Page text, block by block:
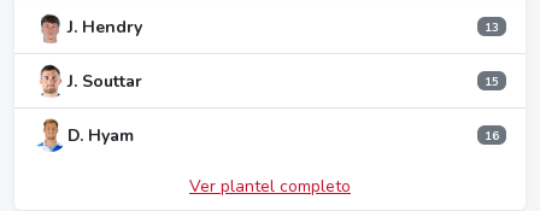
J. Hendry 13
J. Souttar 15
D. Hyam 16
Ver plantel completo